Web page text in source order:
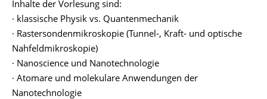
Inhalte der Vorlesung sind:
· klassische Physik vs. Quantenmechanik
· Rastersondenmikroskopie (Tunnel-, Kraft- und optische
Nahfeldmikroskopie)
· Nanoscience und Nanotechnologie
· Atomare und molekulare Anwendungen der
Nanotechnologie